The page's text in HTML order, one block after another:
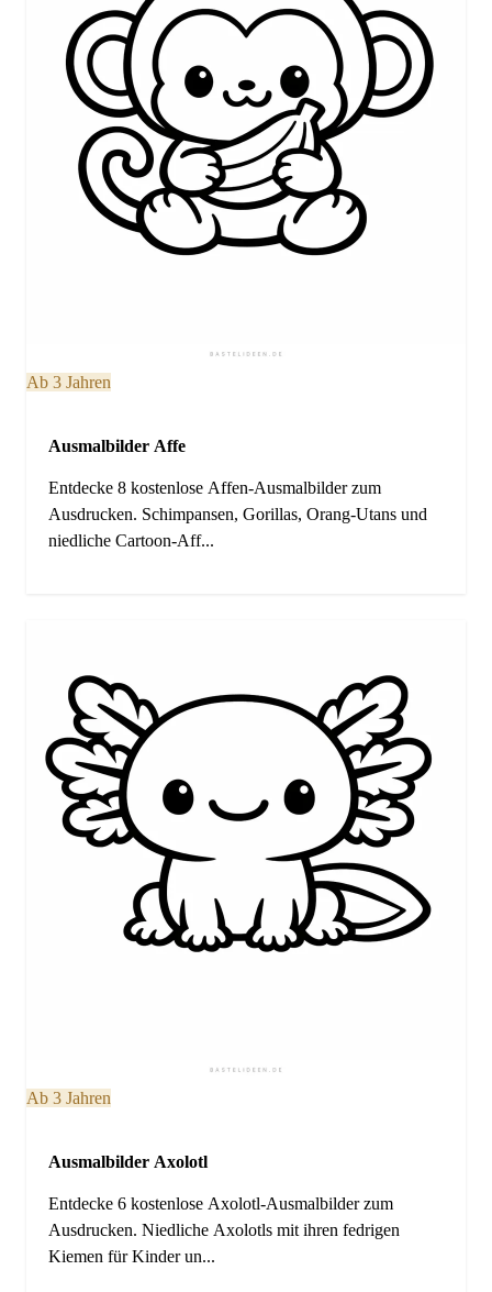
Ab 3 Jahren
Ausmalbilder Affe
Entdecke 8 kostenlose Affen-Ausmalbilder zum
Ausdrucken. Schimpansen, Gorillas, Orang-Utans und
niedliche Cartoon-Aff...
Ab 3 Jahren
Ausmalbilder Axolotl
Entdecke 6 kostenlose Axolotl-Ausmalbilder zum
Ausdrucken. Niedliche Axolotls mit ihren fedrigen
Kiemen für Kinder un...